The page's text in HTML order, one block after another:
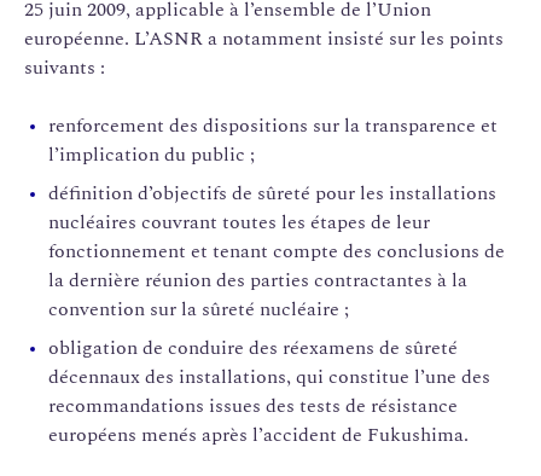
25 juin 2009, applicable à l’ensemble de l’Union
européenne. L’ASNR a notamment insisté sur les points
suivants :
renforcement des dispositions sur la transparence et
l’implication du public ;
définition d’objectifs de sûreté pour les installations
nucléaires couvrant toutes les étapes de leur
fonctionnement et tenant compte des conclusions de
la dernière réunion des parties contractantes à la
convention sur la sûreté nucléaire ;
obligation de conduire des réexamens de sûreté
décennaux des installations, qui constitue l’une des
recommandations issues des tests de résistance
européens menés après l’accident de Fukushima.